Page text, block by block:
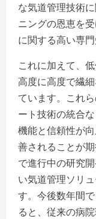
な気道管理技術
ニングの恩恵を
に関する高い専
これに加えて、
高度に高度で繊
ています。これ
ート技術の統合
機能と信頼性が
善されることが
で進行中の研究
い気道管理ソリ
す。今後数年間
ると、従来の病